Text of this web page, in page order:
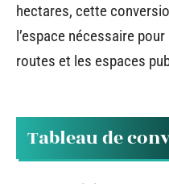
hectares, cette
l’espace nécessaire
routes et les espaces
Tableau de